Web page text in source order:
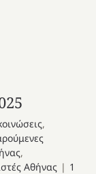
,
,
Αθήνας | 1